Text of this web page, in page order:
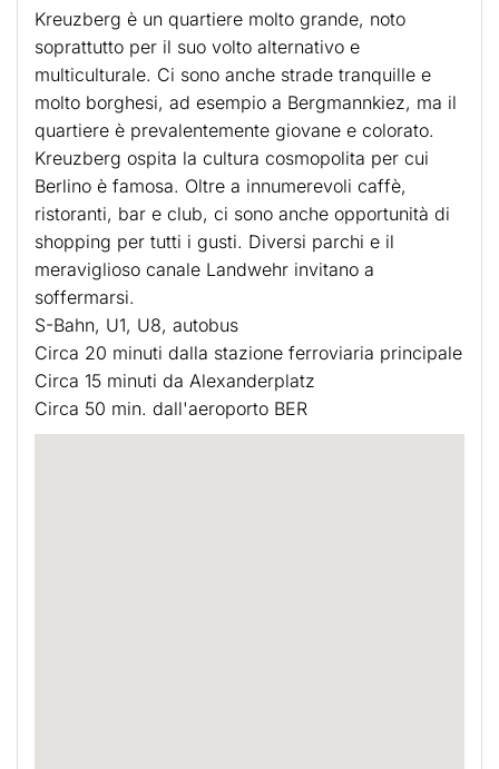
Kreuzberg è un quartiere molto grande, noto
soprattutto per il suo volto alternativo e
multiculturale. Ci sono anche strade tranquille e
molto borghesi, ad esempio a Bergmannkiez, ma il
quartiere è prevalentemente giovane e colorato.
Kreuzberg ospita la cultura cosmopolita per cui
Berlino è famosa. Oltre a innumerevoli caffè,
ristoranti, bar e club, ci sono anche opportunità di
shopping per tutti i gusti. Diversi parchi e il
meraviglioso canale Landwehr invitano a
soffermarsi.
S-Bahn, U1, U8, autobus
Circa 20 minuti dalla stazione ferroviaria principale
Circa 15 minuti da Alexanderplatz
Circa 50 min. dall'aeroporto BER